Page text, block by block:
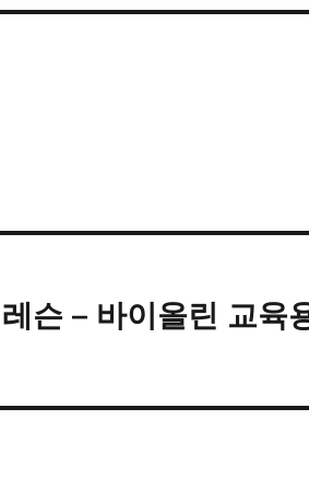
슨 – 바이올린 교육